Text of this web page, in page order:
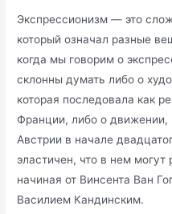
Экспрессионизм — это
который означал разные
когда мы говорим о
склонны думать либо о
которая последовала как
Франции, либо о движении,
Австрии в начале
эластичен, что в нем могут
начиная от Винсента Ван
Василием Кандинским.